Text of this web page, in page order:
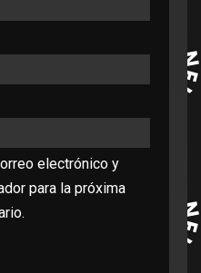
electrónico y
para la próxima